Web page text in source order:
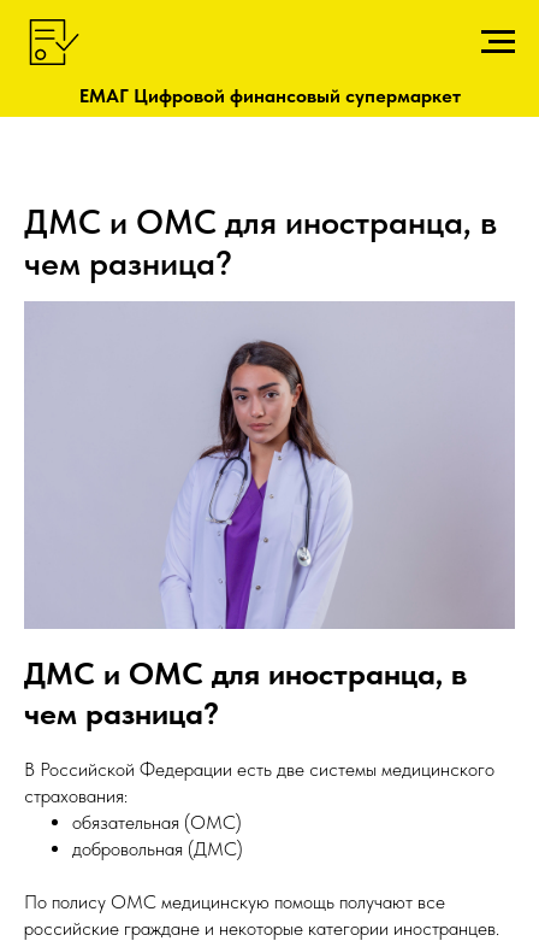
ЕМАГ Цифровой финансовый супермаркет
ДМС и ОМС для иностранца, в
чем разница?
ДМС и ОМС для иностранца, в
чем разница?
В Российской Федерации есть две системы медицинского
страхования:
обязательная (ОМС)
добровольная (ДМС)
По полису ОМС медицинскую помощь получают все
российские граждане и некоторые категории иностранцев.